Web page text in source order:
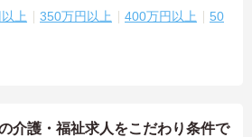
上 350万円以上 400万円以上
50
介護・福祉求人をこだわり条件で